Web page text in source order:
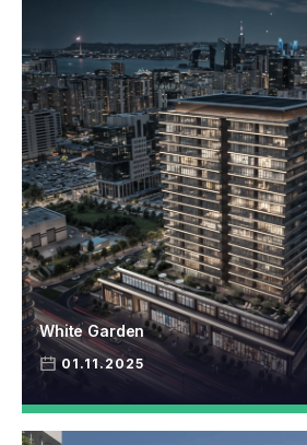
01.11.2025
White Garden